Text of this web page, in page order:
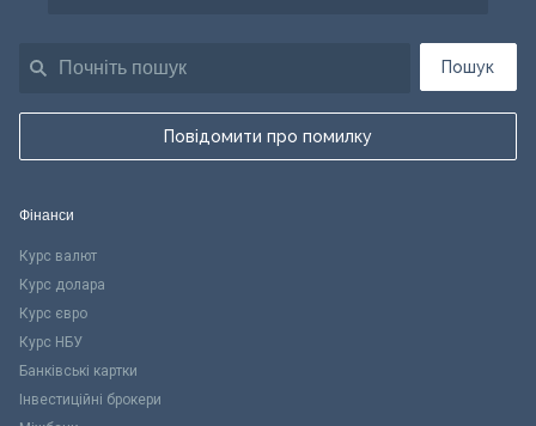
Пошук
Повідомити про помилку
Фінанси
Курс валют
Курс долара
Курс євро
Курс НБУ
Банківські картки
Інвестиційні брокери